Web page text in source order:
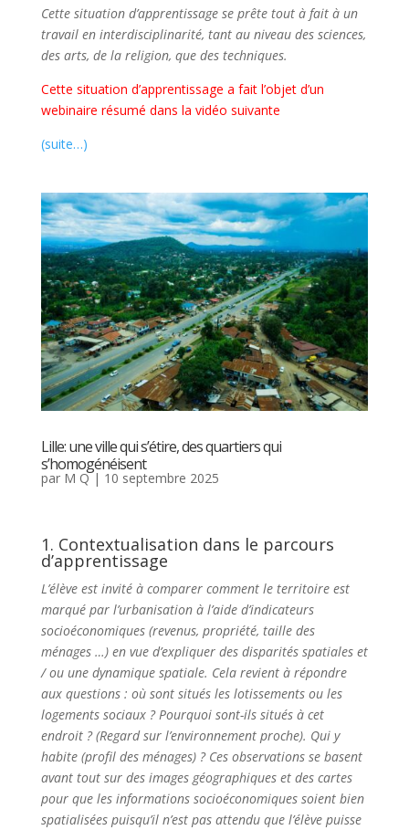
Cette situation d’apprentissage se prête tout à fait à un
travail en interdisciplinarité, tant au niveau des sciences,
des arts, de la religion, que des techniques.
Cette situation d’apprentissage a fait l’objet d’un
webinaire résumé dans la vidéo suivante
(suite…)
Lille: une ville qui s’étire, des quartiers qui
s’homogénéisent
par M Q| 10 septembre 2025
1. Contextualisation dans le parcours
d’apprentissage
L’élève est invité à comparer comment le territoire est
marqué par l’urbanisation à l’aide d’indicateurs
socioéconomiques (revenus, propriété, taille des
ménages …) en vue d’expliquer des disparités spatiales et
/ ou une dynamique spatiale. Cela revient à répondre
aux questions : où sont situés les lotissements ou les
logements sociaux ? Pourquoi sont-ils situés à cet
endroit ? (Regard sur l’environnement proche). Qui y
habite (profil des ménages) ? Ces observations se basent
avant tout sur des images géographiques et des cartes
pour que les informations socioéconomiques soient bien
spatialisées puisqu’il n’est pas attendu que l’élève puisse